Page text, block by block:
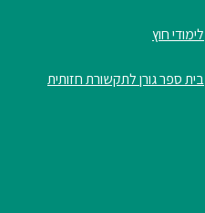
לימודי חוץ
בית ספר גורן לתקשורת חזותית